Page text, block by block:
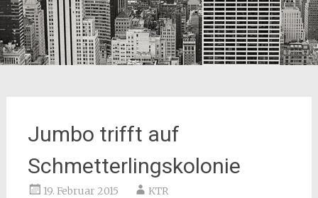
Jumbo trifft auf
Schmetterlingskolonie
19. Februar 2015 KTR